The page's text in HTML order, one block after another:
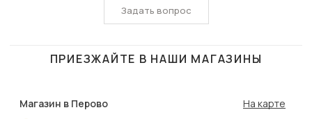
Задать вопрос
ПРИЕЗЖАЙТЕ В НАШИ МАГАЗИНЫ
Магазин в Перово
На карте